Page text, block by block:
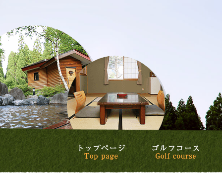
ゴル
トップページ